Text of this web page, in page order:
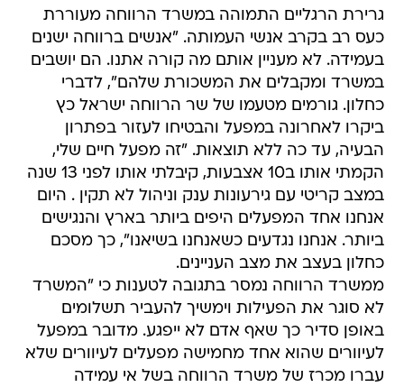
גרירת הרגליים התמוהה במשרד הרווחה מעוררת
כעס רב בקרב אנשי העמותה. "אנשים ברווחה ישנים
בעמידה. לא מעניין אותם מה קורה אתנו. הם יושבים
במשרד ומקבלים את המשכורת שלהם", לדברי
כחלון. גורמים מטעמו של שר הרווחה ישראל כץ
ביקרו לאחרונה במפעל והבטיחו לעזור בפתרון
הבעיה, עד כה ללא תוצאות. "זה מפעל חיים שלי,
הקמתי אותו ב10 אצבעות, קיבלתי אותו לפני 13 שנה
במצב קריטי עם גירעונות ענק וניהול לא תקין . היום
אנחנו אחד המפעלים היפים ביותר בארץ והנגישים
ביותר. אנחנו נגדעים כשאנחנו בשיאנו", כך מסכם
כחלון בעצב את מצב העניינים.
ממשרד הרווחה נמסר בתגובה לטענות כי "המשרד
לא סוגר את הפעילות וימשיך להעביר תשלומים
באופן סדיר כך שאף אדם לא ייפגע. מדובר במפעל
לעיוורים שהוא אחד מחמישה מפעלים לעיוורים שלא
עברו מכרז של משרד הרווחה בשל אי עמידה